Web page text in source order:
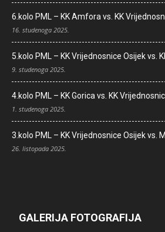
6.kolo PML – KK Amfora vs. KK
16. studenoga 2025.
5.kolo PML – KK Vrijednosnice Osijek vs.
9. studenoga 2025.
4.kolo PML – KK Gorica vs. KK
1. studenoga 2025.
3.kolo PML – KK Vrijednosnice Osijek vs.
26. listopada 2025.
GALERIJA FOTOGRAFIJA